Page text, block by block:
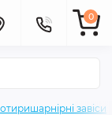
0
завіси